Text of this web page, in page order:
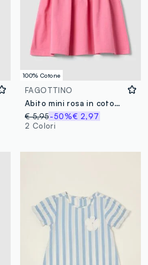
100% Cotone
FAGOTTINO
Abito mini rosa in cotone organico
€ 5,95-50%€ 2,97
2 Colori